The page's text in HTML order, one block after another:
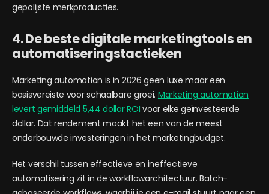
gepolijste merkproducties.
4. De beste digitale marketingtools en
automatiseringstactieken
Marketing automation is in 2026 geen luxe maar een
basisvereiste voor schaalbare groei. Marketing automation
levert gemiddeld 5,44 dollar ROI voor elke geïnvesteerde
dollar. Dat rendement maakt het een van de meest
onderbouwde investeringen in het marketingbudget.
Het verschil tussen effectieve en ineffectieve
automatisering zit in de workflowarchitectuur. Batch-